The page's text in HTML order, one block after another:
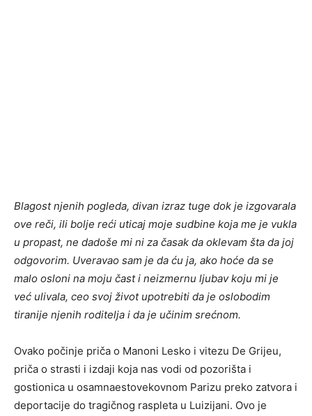
Blagost njenih pogleda, divan izraz tuge dok je izgovarala
ove reči, ili bolje reći uticaj moje sudbine koja me je vukla
u propast, ne dadoše mi ni za časak da oklevam šta da joj
odgovorim. Uveravao sam je da ću ja, ako hoće da se
malo osloni na moju čast i neizmernu ljubav koju mi je
već ulivala, ceo svoj život upotrebiti da je oslobodim
tiranije njenih roditelja i da je učinim srećnom.
Ovako počinje priča o Manoni Lesko i vitezu De Grijeu,
priča o strasti i izdaji koja nas vodi od pozorišta i
gostionica u osamnaestovekovnom Parizu preko zatvora i
deportacije do tragičnog raspleta u Luizijani. Ovo je